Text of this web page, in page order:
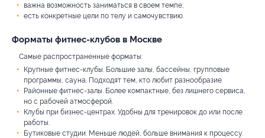
важна возможность заниматься в своем темпе;
есть конкретные цели по телу и самочувствию.
Форматы фитнес-клубов в Москве
Самые распространенные форматы:
Крупные фитнес-клубы. Большие залы, бассейны, групповые
программы, сауна. Подходят тем, кто любит разнообразие.
Районные фитнес-залы. Более компактные, без лишнего сервиса,
но с рабочей атмосферой.
Клубы при бизнес-центрах. Удобны для тренировок до или после
работы.
Бутиковые студии. Меньше людей, больше внимания к процессу.